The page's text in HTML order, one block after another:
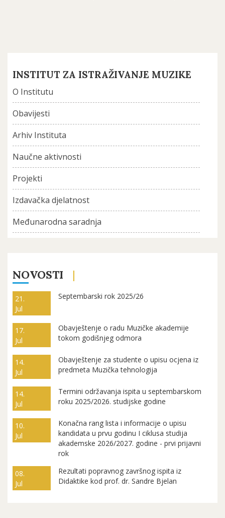
INSTITUT ZA ISTRAŽIVANJE MUZIKE
O Institutu
Obavijesti
Arhiv Instituta
Naučne aktivnosti
Projekti
Izdavačka djelatnost
Međunarodna saradnja
NOVOSTI
21.
Jul
Septembarski rok 2025/26
17.
Jul
Obavještenje o radu Muzičke akademije
tokom godišnjeg odmora
14.
Jul
Obavještenje za studente o upisu ocjena iz
predmeta Muzička tehnologija
14.
Jul
Termini održavanja ispita u septembarskom
roku 2025/2026. studijske godine
10.
Jul
Konačna rang lista i informacije o upisu
kandidata u prvu godinu I ciklusa studija
akademske 2026/2027. godine - prvi prijavni
rok
08.
Jul
Rezultati popravnog završnog ispita iz
Didaktike kod prof. dr. Sandre Bjelan